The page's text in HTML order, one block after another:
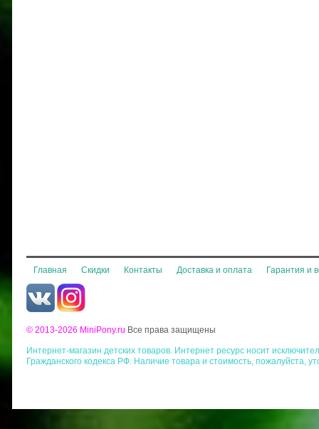
Главная Скидки Контакты Доставка и оплата Гарантия и
© 2013-2026 MiniPony.ru Все права защищены
Интернет-магазин детских товаров. Интернет ресурс носит
Гражданского кодекса РФ. Наличие товара и стоимость, пожалуйста,